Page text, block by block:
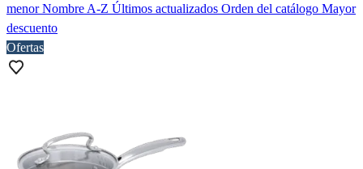
menorNombre A-Z Últimos actualizados Orden del catálogo Mayor
descuento
Ofertas